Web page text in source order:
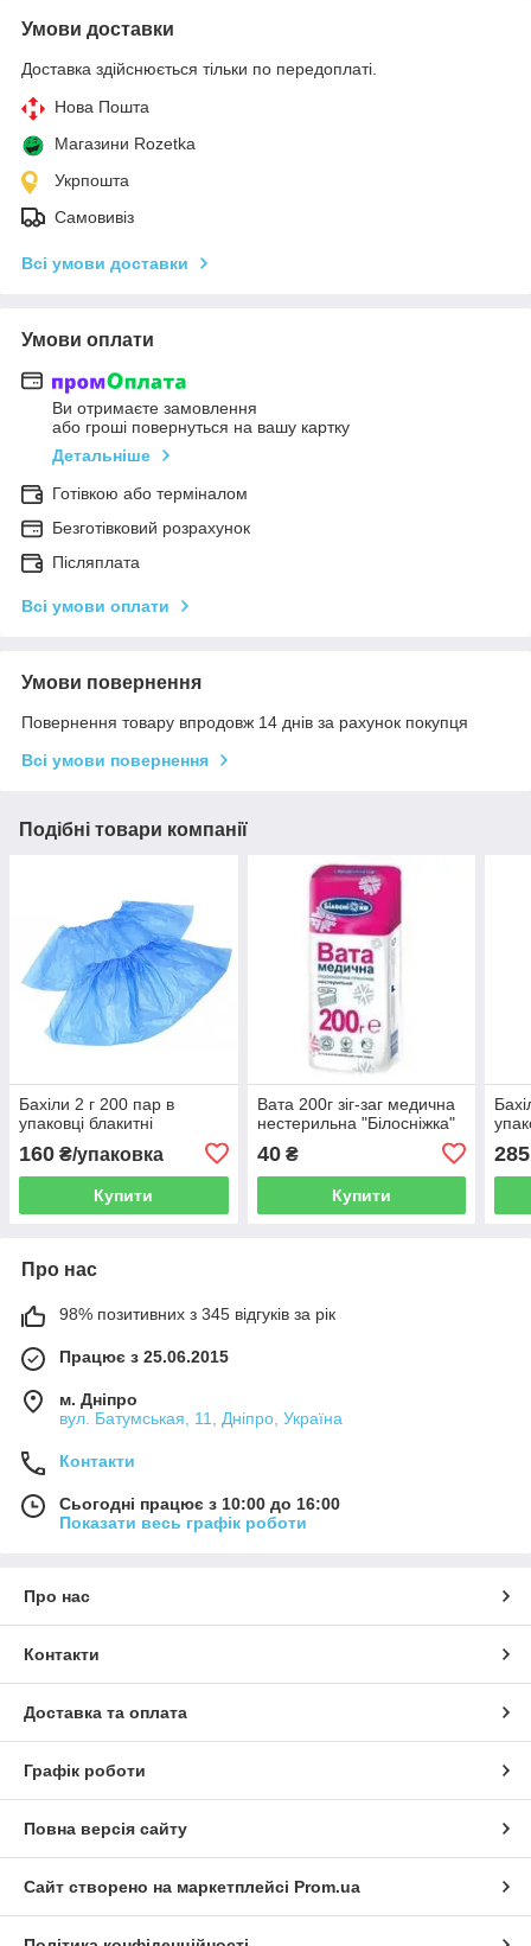
Умови доставки
Доставка здійснюється тільки по передоплаті.
Нова Пошта
Магазини Rozetka
Укрпошта
Самовивіз
Всі умови доставки
Умови оплати
Ви отримаєте замовлення
або гроші повернуться на вашу картку
Детальніше
Готівкою або терміналом
Безготівковий розрахунок
Післяплата
Всі умови оплати
Умови повернення
Повернення товару впродовж 14 днів за рахунок покупця
Всі умови повернення
Подібні товари компанії
Бахіли 2 г 200 пар в
упаковці блакитні
160 ₴/упаковка
Купити
Вата 200г зіг-заг медична
нестерильна "Білосніжка"
40₴
Купити
285
Про нас
98% позитивних з 345 відгуків за рік
Працює з 25.06.2015
м. Дніпро
вул. Батумськая, 11, Дніпро, Україна
Контакти
Сьогодні працює з 10:00 до 16:00
Показати весь графік роботи
Про нас
Контакти
Доставка та оплата
Графік роботи
Повна версія сайту
Сайт створено на маркетплейсі Prom.ua